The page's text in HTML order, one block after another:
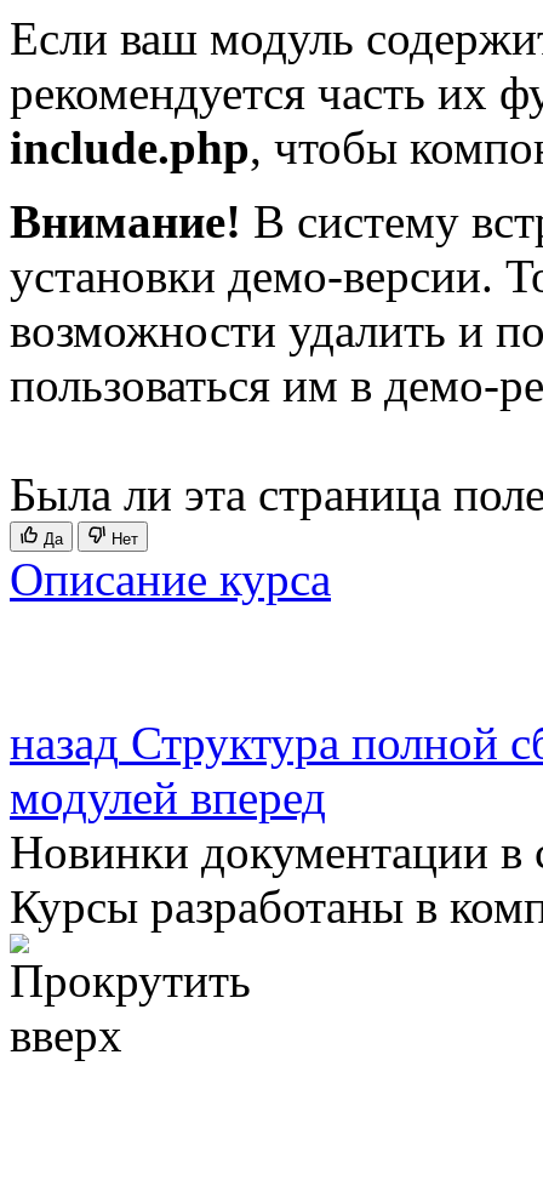
Если ваш модуль
рекомендуется часть их
include.php, чтобы
Внимание! В систему
установки демо-версии.
возможности удалить и
пользоваться им в демо-
Была ли эта страница
Да Нет
Описание курса
назад Структура полной
модулей вперед
Новинки документации в
Курсы разработаны в